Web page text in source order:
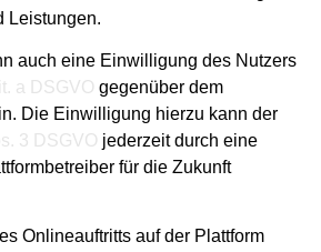
Leistungen.
auch eine Einwilligung des Nutzers
a DSGVO gegenüber dem
Die Einwilligung hierzu kann der
3 DSGVO jederzeit durch eine
für die Zukunft
Onlineauftritts auf der Plattform